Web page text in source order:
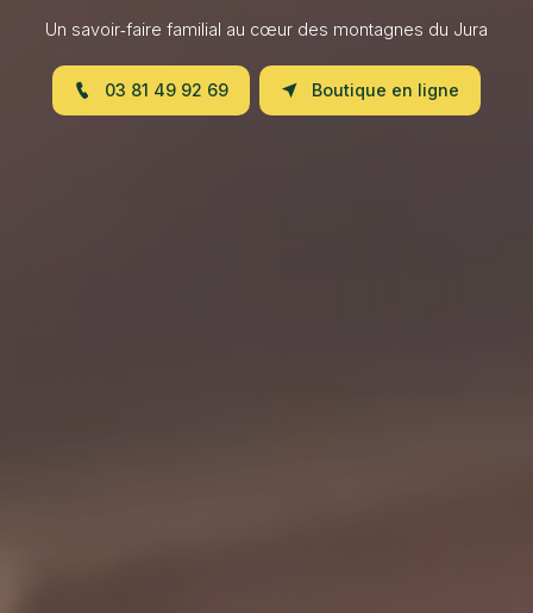
Un savoir‑faire familial au cœur des montagnes du Jura
03 81 49 92 69 Boutique en ligne